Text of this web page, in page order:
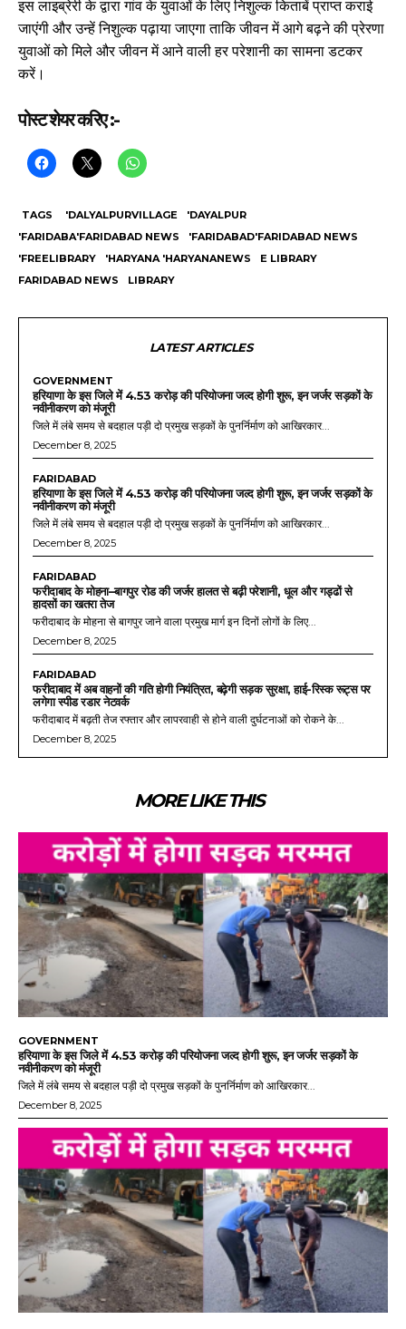
इस लाइब्रेरी के द्वारा गांव के युवाओं के लिए निशुल्क किताबें प्राप्त कराई
जाएंगी और उन्हें निशुल्क पढ़ाया जाएगा ताकि जीवन में आगे बढ़ने की प्रेरणा
युवाओं को मिले और जीवन में आने वाली हर परेशानी का सामना डटकर
करें।
पोस्ट शेयर करिए :-
TAGS 'DALYALPURVILLAGE
'DAYALPUR
'FARIDABA'FARIDABAD NEWS
'FARIDABAD'FARIDABAD NEWS
'FREELIBRARY
'HARYANA 'HARYANANEWS
E LIBRARY
FARIDABAD NEWS
LIBRARY
LATEST ARTICLES
GOVERNMENT
हरियाणा के इस जिले में 4.53 करोड़ की परियोजना जल्द होगी शुरू, इन जर्जर सड़कों के
नवीनीकरण को मंजूरी
जिले में लंबे समय से बदहाल पड़ी दो प्रमुख सड़कों के पुनर्निर्माण को आखिरकार...
December 8, 2025
FARIDABAD
हरियाणा के इस जिले में 4.53 करोड़ की परियोजना जल्द होगी शुरू, इन जर्जर सड़कों के
नवीनीकरण को मंजूरी
जिले में लंबे समय से बदहाल पड़ी दो प्रमुख सड़कों के पुनर्निर्माण को आखिरकार...
December 8, 2025
FARIDABAD
फरीदाबाद के मोहना–बागपुर रोड की जर्जर हालत से बढ़ी परेशानी, धूल और गड्ढों से
हादसों का खतरा तेज
फरीदाबाद के मोहना से बागपुर जाने वाला प्रमुख मार्ग इन दिनों लोगों के लिए...
December 8, 2025
FARIDABAD
फरीदाबाद में अब वाहनों की गति होगी नियंत्रित, बढ़ेगी सड़क सुरक्षा, हाई-रिस्क रूट्स पर
लगेगा स्पीड रडार नेटवर्क
फरीदाबाद में बढ़ती तेज रफ्तार और लापरवाही से होने वाली दुर्घटनाओं को रोकने के...
December 8, 2025
MORE LIKE THIS
GOVERNMENT
हरियाणा के इस जिले में 4.53 करोड़ की परियोजना जल्द होगी शुरू, इन जर्जर सड़कों के
नवीनीकरण को मंजूरी
जिले में लंबे समय से बदहाल पड़ी दो प्रमुख सड़कों के पुनर्निर्माण को आखिरकार...
December 8, 2025